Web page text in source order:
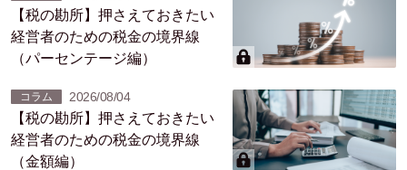
【税の勘所】押さえておきたい
経営者のための税金の境界線
（パーセンテージ編）
コラム 2026/08/04
【税の勘所】押さえておきたい
経営者のための税金の境界線
（金額編）